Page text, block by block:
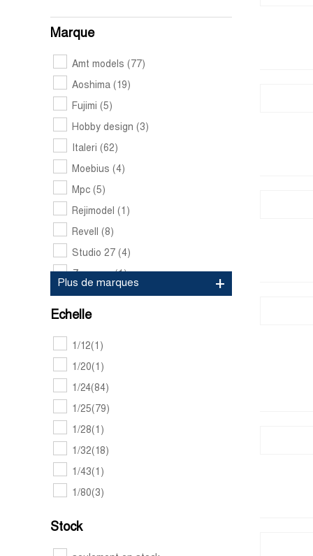
Marque
Amt models (77)
Aoshima (19)
Fujimi (5)
Hobby design (3)
Italeri (62)
Moebius (4)
Mpc (5)
Rejimodel (1)
Revell (8)
Studio 27 (4)
Zoom on(1)
Plus de marques
Echelle
1/12(1)
1/20(1)
1/24(84)
1/25(79)
1/28(1)
1/32(18)
1/43(1)
1/80(3)
Stock